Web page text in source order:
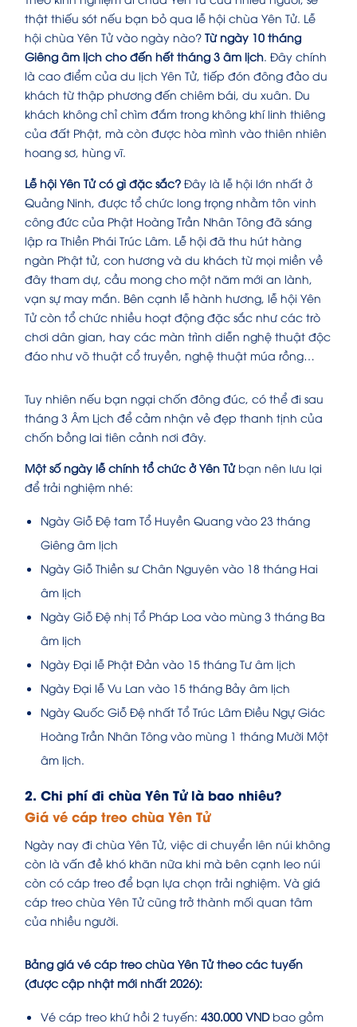
thật thiếu sót nếu bạn bỏ qua lễ hội chùa Yên Tử. Lễ
hội chùa Yên Tử vào ngày nào? Từ ngày 10 tháng
Giêng âm lịch cho đến hết tháng 3 âm lịch. Đây chính
là cao điểm của du lịch Yên Tử, tiếp đón đông đảo du
khách từ thập phương đến chiêm bái, du xuân. Du
khách không chỉ chìm đắm trong không khí linh thiêng
của đất Phật, mà còn được hòa mình vào thiên nhiên
hoang sơ, hùng vĩ.
Lễ hội Yên Tử có gì đặc sắc? Đây là lễ hội lớn nhất ở
Quảng Ninh, được tổ chức long trọng nhằm tôn vinh
công đức của Phật Hoàng Trần Nhân Tông đã sáng
lập ra Thiền Phái Trúc Lâm. Lễ hội đã thu hút hàng
ngàn Phật tử, con hương và du khách từ mọi miền về
đây tham dự, cầu mong cho một năm mới an lành,
vạn sự may mắn. Bên cạnh lễ hành hương, lễ hội Yên
Tử còn tổ chức nhiều hoạt động đặc sắc như các trò
chơi dân gian, hay các màn trình diễn nghệ thuật độc
đáo như võ thuật cổ truyền, nghệ thuật múa rồng…
Tuy nhiên nếu bạn ngại chốn đông đúc, có thể đi sau
tháng 3 Âm Lịch để cảm nhận vẻ đẹp thanh tịnh của
chốn bồng lai tiên cảnh nơi đây.
Một số ngày lễ chính tổ chức ở Yên Tửbạn nên lưu lại
để trải nghiệm nhé:
Ngày Giỗ Đệ tam Tổ Huyền Quang vào 23 tháng
Giêng âm lịch
Ngày Giỗ Thiền sư Chân Nguyên vào 18 tháng Hai
âm lịch
Ngày Giỗ Đệ nhị Tổ Pháp Loa vào mùng 3 tháng Ba
âm lịch
Ngày Đại lễ Phật Đản vào 15 tháng Tư âm lịch
Ngày Đại lễ Vu Lan vào 15 tháng Bảy âm lịch
Ngày Quốc Giỗ Đệ nhất Tổ Trúc Lâm Điều Ngự Giác
Hoàng Trần Nhân Tông vào mùng 1 tháng Mười Một
âm lịch.
2. Chi phí đi chùa Yên Tử là bao nhiêu?
Giá vé cáp treo chùa Yên Tử
Ngày nay đi chùa Yên Tử, việc di chuyển lên núi không
còn là vấn đề khó khăn nữa khi mà bên cạnh leo núi
còn có cáp treo để bạn lựa chọn trải nghiệm. Và giá
cáp treo chùa Yên Tử cũng trở thành mối quan tâm
của nhiều người.
Bảng giá vé cáp treo chùa Yên Tử theo các tuyến
(được cập nhật mới nhất 2026):
Vé cáp treo khứ hồi 2 tuyến: 430.000 VNDbao gồm